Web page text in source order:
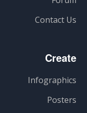
Contact Us
Create
Infographics
Posters